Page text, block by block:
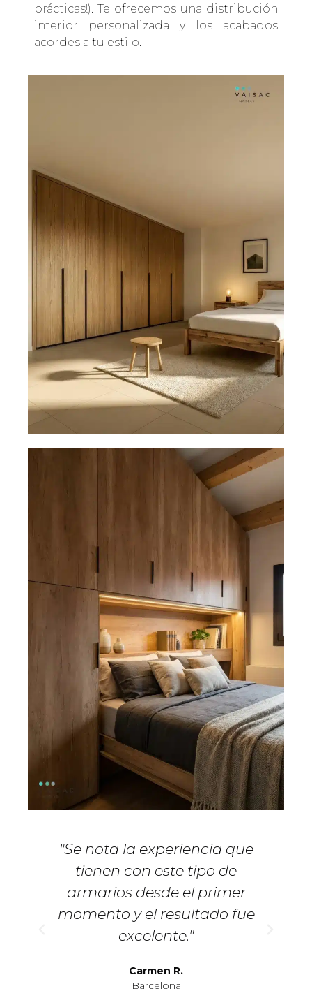
prácticas!). Te ofrecemos una distribución
interior personalizada y los acabados
acordes a tu estilo.
"Se nota la experiencia que
tienen con este tipo de
armarios desde el primer
momento y el resultado fue
excelente."
Carmen R.
Barcelona